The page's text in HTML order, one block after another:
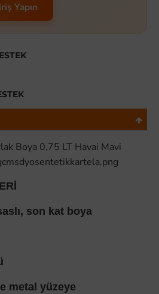
Yapın
Boya 0,75 LT Havai Mavi
son kat boya
metal yüzeye